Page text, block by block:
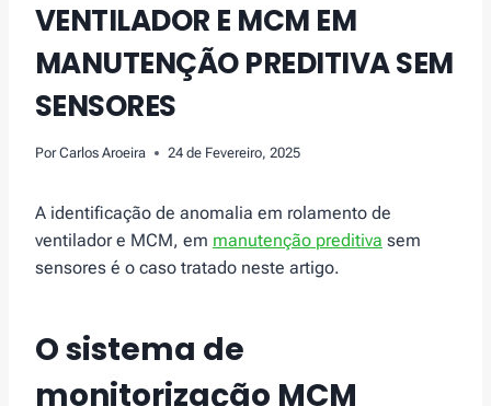
VENTILADOR E MCM EM
MANUTENÇÃO PREDITIVA SEM
SENSORES
Por Carlos Aroeira 24 de Fevereiro, 2025
A identificação de anomalia em rolamento de
ventilador e MCM, em manutenção preditiva sem
sensores é o caso tratado neste artigo.
O sistema de
monitorização MCM